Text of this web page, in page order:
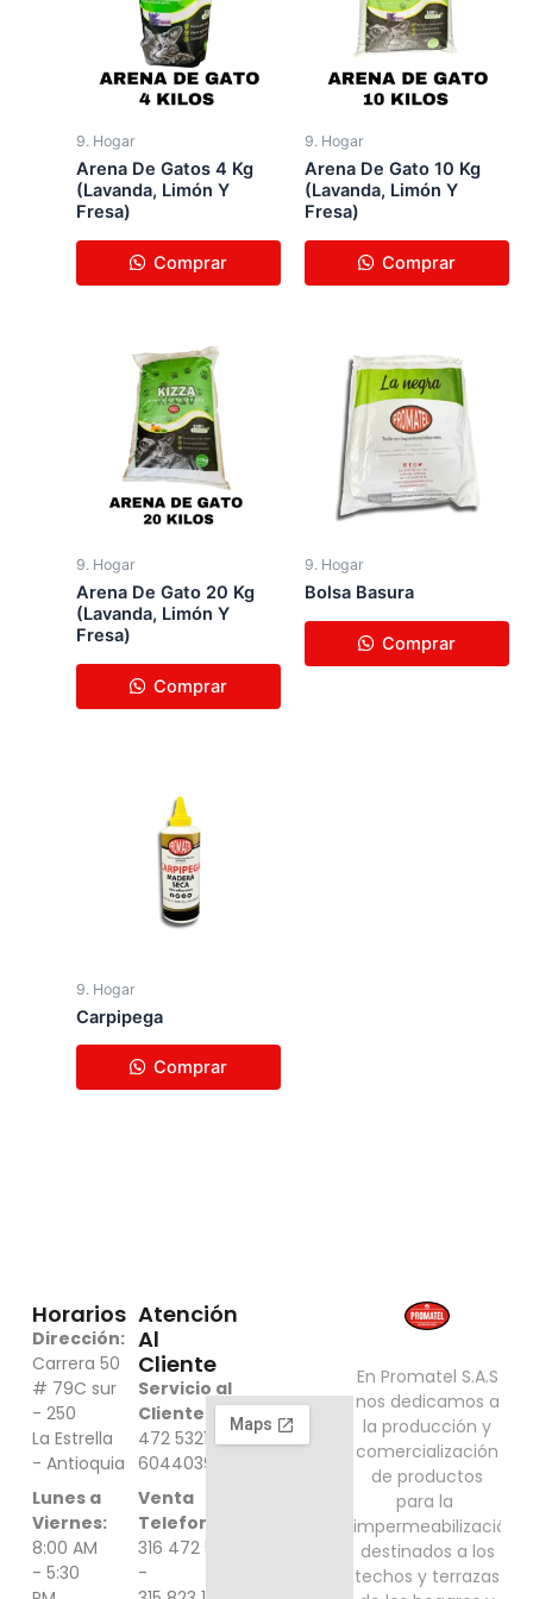
9. Hogar
Arena De Gatos 4 Kg
(Lavanda, Limón Y
Fresa)
Comprar
9. Hogar
Arena De Gato 10 Kg
(Lavanda, Limón Y
Fresa)
Comprar
9. Hogar
Arena De Gato 20 Kg
(Lavanda, Limón Y
Fresa)
Comprar
9. Hogar
Bolsa Basura
Comprar
9. Hogar
Ca​rpipega
Comprar
En Promatel S.A.S
nos dedicamos a
​la producción y
comercialización
de ​productos
para la ​
impermeabilización
destinados a ​los
techos y terrazas
Horarios
Dirección:
Carrera 50
# 79C sur
- 250
La Estrella
- Antioquia
Lunes a
Viernes:
8:00 AM
- 5:30
Atención
Al
Cliente
Servicio al
Cliente: 316
472 5321 -
6044039000
Venta
Telefonica:
316 472 5321
-